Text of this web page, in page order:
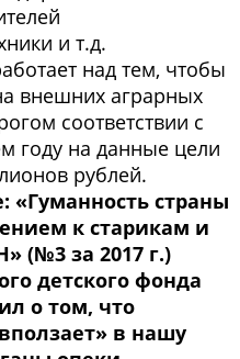
и т.д.
над тем, чтобы
внешних аграрных
соответствии с
году на данные цели
рублей.
«Гуманность страны
к старикам и
(№3 за 2017 г.)
детского фонда
о том, что
в нашу